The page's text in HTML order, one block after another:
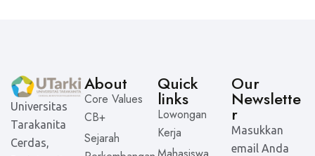
Universitas
Tarakanita
Cerdas,
About
Core Values
CB+
Sejarah
Quick
links
Lowongan
Kerja
Our
Newslette
r
Masukkan
email Anda